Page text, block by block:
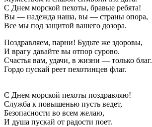
С Днем морской пехоты, бравые ребята!
Вы — надежда наша, вы — страны опора,
Все мы под защитой вашего дозора.
Поздравляем, парни! Будьте же здоровы,
И врагу давайте вы отпор сурово.
Счастья вам, удачи, в жизни — только благ.
Гордо пускай реет пехотинцев флаг.
С Днем морской пехоты поздравляю!
Служба к повышенью пусть ведет,
Безопасности во всем желаю,
И душа пускай от радости поет.